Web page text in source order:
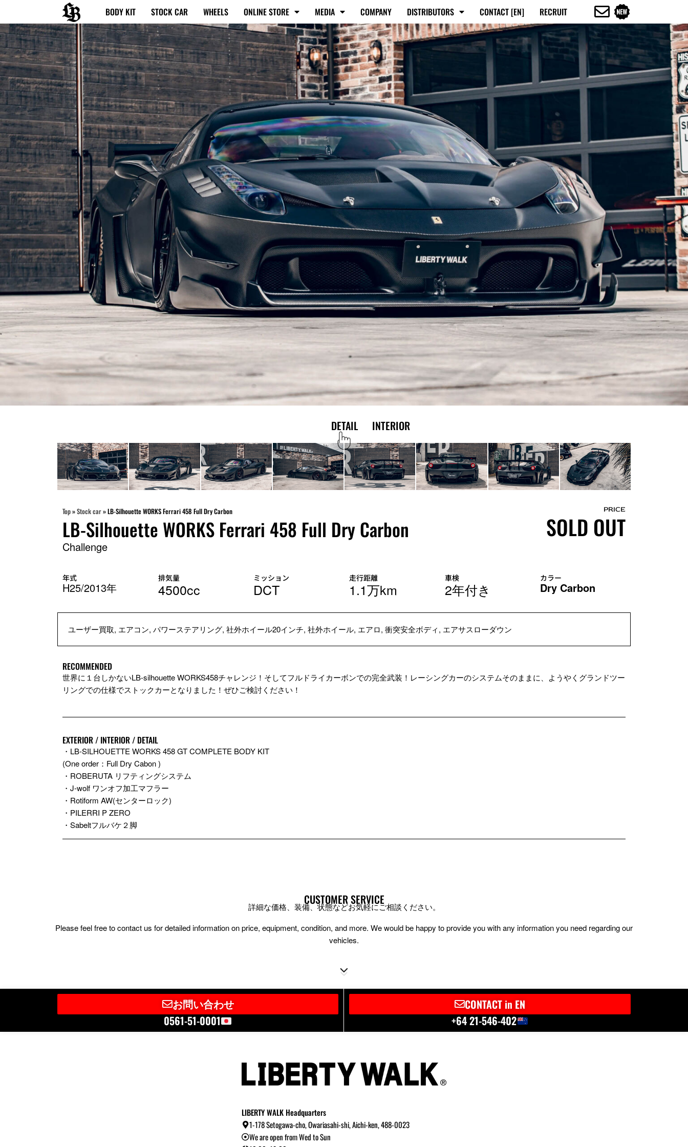
を
ス
キ
ッ
プ
BODY KIT STOCK CAR WHEELS ONLINE STORE MEDIA COMPANY DISTRIBUTORS CONTACT [EN] RECRUIT
DETAIL INTERIOR
Top»Stock car»LB-Silhouette WORKS Ferrari 458 Full Dry Carbon
LB-Silhouette WORKS Ferrari 458 Full Dry Carbon
Challenge
PRICE
SOLD OUT
年式
H25/2013年
排気量
4500cc
ミッション
DCT
走行距離
1.1万km
車検
2年付き
カラー
Dry Carbon
ユーザー買取, エアコン, パワーステアリング, 社外ホイール20インチ, 社外ホイール, エアロ, 衝突安全ボディ, エアサスローダウン
RECOMMENDED
世界に１台しかないLB-silhouette WORKS458チャレンジ！そしてフルドライカーボンでの完全武装！レーシングカーのシステムそのままに、ようやくグランドツー
リングでの仕様でストックカーとなりました！ぜひご検討ください！
EXTERIOR / INTERIOR / DETAIL
・LB-SILHOUETTE WORKS 458 GT COMPLETE BODY KIT
(One order：Full Dry Cabon )
・ROBERUTA リフティングシステム
・J-wolf ワンオフ加工マフラー
・Rotiform AW(センターロック)
・PILERRI P ZERO
・Sabeltフルバケ２脚
CUSTOMER SERVICE
詳細な価格、装備、状態などお気軽にご相談ください。
Please feel free to contact us for detailed information on price, equipment, condition, and more. We would be happy to provide you with any information you need regarding our
vehicles.
お問い合わせ
0561-51-0001
CONTACT in EN
+64 21-546-402
LIBERTY WALK Headquarters
1-178 Setogawa-cho, Owariasahi-shi, Aichi-ken, 488-0023
We are open from Wed to Sun